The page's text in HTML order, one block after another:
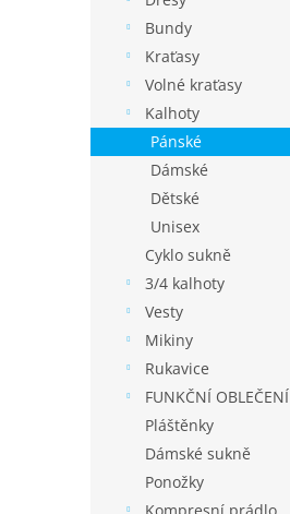
l
Bundy
Kraťasy
Volné kraťasy
Kalhoty
Pánské
Dámské
Dětské
Unisex
Cyklo sukně
3/4 kalhoty
Vesty
Mikiny
Rukavice
FUNKČNÍ OBLEČENÍ
Pláštěnky
Dámské sukně
Ponožky